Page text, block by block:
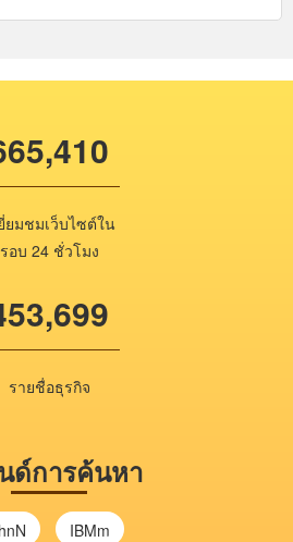
ยมชมเว็บไซต์ใน
รอบ 24 ชั่วโมง
รายชื่อธุรกิจ
ด์การค้นหา
IBMm